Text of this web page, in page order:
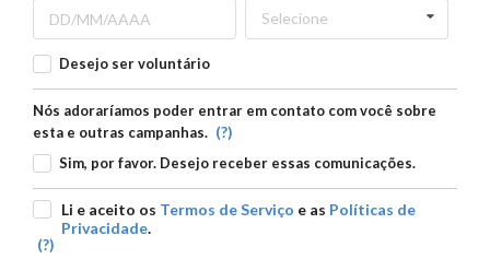
Selecione
Desejo ser voluntário
Nós adoraríamos poder entrar em contato com você sobre
esta e outras campanhas. (?)
Sim, por favor. Desejo receber essas comunicações.
Li e aceito os Termos de Serviço e as Políticas de
Privacidade.
(?)